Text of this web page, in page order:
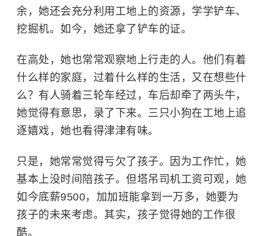
余，她还会充分利用工地上的资源，学学铲车、
挖掘机。如今，她还拿了铲车的证。
在高处，她也常常观察地上行走的人。他们有着
什么样的家庭，过着什么样的生活，又在想些什
么？有人骑着三轮车经过，车后却牵了两头牛，
她觉得有意思，录了下来。三只小狗在工地上追
逐嬉戏，她也看得津津有味。
只是，她常常觉得亏欠了孩子。因为工作忙，她
基本上没时间陪孩子。但塔吊司机工资可观，她
如今底薪9500，加加班能拿到一万多，她要为
孩子的未来考虑。其实，孩子觉得她的工作很
酷。